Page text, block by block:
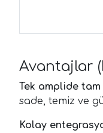
Avantajlar
Tek amplide tam
sade, temiz ve
Kolay